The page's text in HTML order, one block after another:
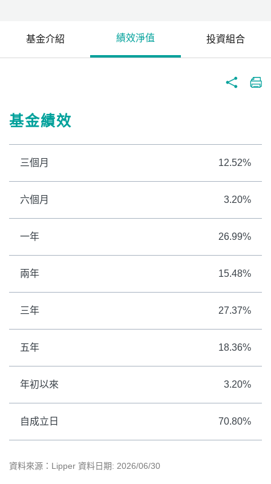
基金介紹 績效淨值 投資組合
基金績效
三個月 12.52%
六個月 3.20%
一年 26.99%
兩年 15.48%
三年 27.37%
五年 18.36%
年初以來 3.20%
自成立日 70.80%
資料來源：Lipper 資料日期: 2026/06/30